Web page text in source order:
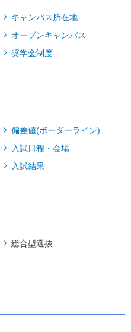
キャンパス所在地
オープンキャンパス
奨学金制度
偏差値(ボーダーライン)
入試日程・会場
入試結果
総合型選抜